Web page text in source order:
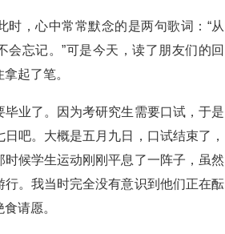
，心中常常默念的是两句歌词：“从
会忘记。”可是今天，读了朋友们的回
起了笔。
业了。因为考研究生需要口试，于是
吧。大概是五月九日，口试结束了，
候学生运动刚刚平息了一阵子，虽然
。我当时完全没有意识到他们正在酝
请愿。